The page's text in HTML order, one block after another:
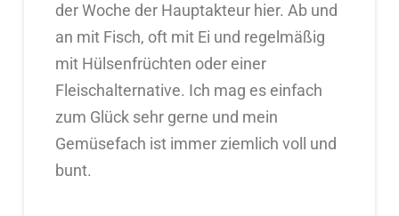
der Woche der Hauptakteur hier. Ab und
an mit Fisch, oft mit Ei und regelmäßig
mit Hülsenfrüchten oder einer
Fleischalternative. Ich mag es einfach
zum Glück sehr gerne und mein
Gemüsefach ist immer ziemlich voll und
bunt.